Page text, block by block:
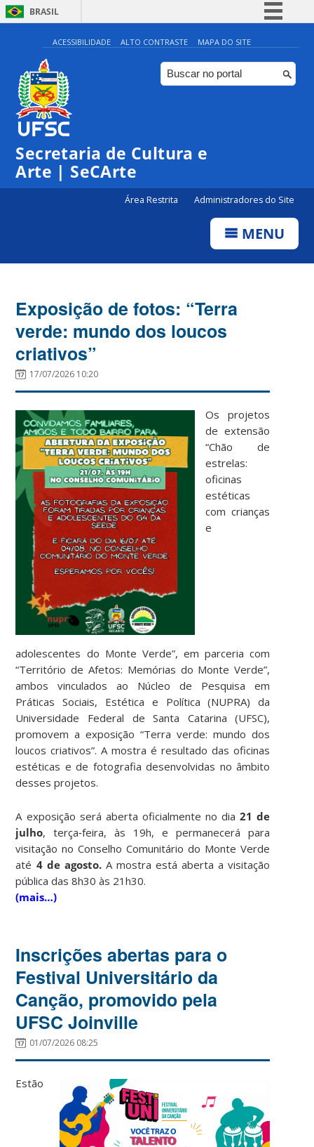
BRASIL
Simplifique!
Comunica BR
Participe
ACESSIBILIDADE ALTO CONTRASTE MAPA DO SITE
Secretaria de Cultura e
Arte | SeCArte
Área Restrita Administradores do Site
MENU
Exposição de fotos: “Terra
verde: mundo dos loucos
criativos”
17/07/2026 10:20
Os projetos
de extensão
“Chão de
estrelas:
oficinas
estéticas
com crianças
e
adolescentes do Monte Verde”, em parceria com
“Território de Afetos: Memórias do Monte Verde”,
ambos vinculados ao Núcleo de Pesquisa em
Práticas Sociais, Estética e Política (NUPRA) da
Universidade Federal de Santa Catarina (UFSC),
promovem a exposição “Terra verde: mundo dos
loucos criativos”. A mostra é resultado das oficinas
estéticas e de fotografia desenvolvidas no âmbito
desses projetos.
A exposição será aberta oficialmente no dia21 de
julho, terça‑feira, às 19h, e permanecerá para
visitação no Conselho Comunitário do Monte Verde
até 4 de agosto. A mostra está aberta a visitação
pública das 8h30 às 21h30.
(mais…)
Inscrições abertas para o
Festival Universitário da
Canção, promovido pela
UFSC Joinville
01/07/2026 08:25
Estão